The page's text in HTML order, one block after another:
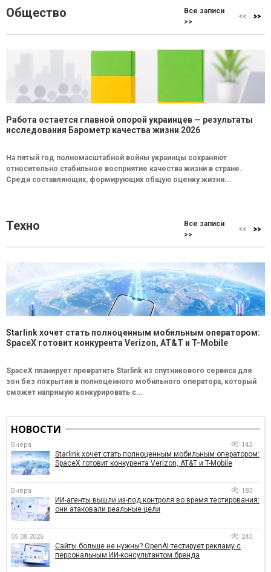
Общество
Все записи
>>
Работа остается главной опорой украинцев — результаты
исследования Барометр качества жизни 2026
На пятый год полномасштабной войны украинцы сохраняют
относительно стабильное восприятие качества жизни в стране.
Среди составляющих, формирующих общую оценку жизни...
Техно
Все записи
>>
Starlink хочет стать полноценным мобильным оператором:
SpaceX готовит конкурента Verizon, AT&T и T-Mobile
SpaceX планирует превратить Starlink из спутникового сервиса для
зон без покрытия в полноценного мобильного оператора, который
сможет напрямую конкурировать с...
НОВОСТИ
Вчера 143
Starlink хочет стать полноценным мобильным оператором:
SpaceX готовит конкурента Verizon, AT&T и T-Mobile
Вчера 183
ИИ-агенты вышли из-под контроля во время тестирования:
они атаковали реальные цели
05.08.2026 243
Сайты больше не нужны? OpenAI тестирует рекламу с
персональным ИИ-консультантом бренда